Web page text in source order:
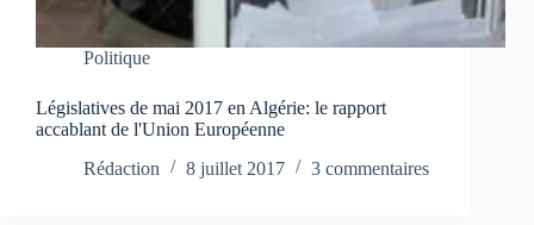
Politique
Législatives de mai 2017 en Algérie: le rapport
accablant de l'Union Européenne
Rédaction
8 juillet 2017 3 commentaires